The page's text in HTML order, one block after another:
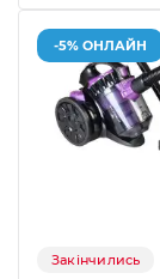
-5% ОНЛАЙН
Закінчились